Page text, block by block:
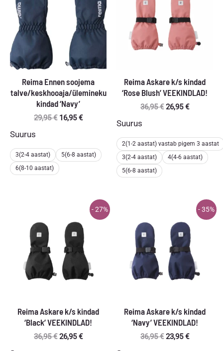
Reima Ennen soojema
talve/keskhooaja/ülemineku
kindad ‘Navy’
29,95€ Algne
16,95€Praegune
Suurus
3(2-4 aastat)
5(6-8 aastat)
6(8-10 aastat)
Reima Askare k/s kindad
‘Rose Blush’ VEEKINDLAD!
36,95€ Algne
26,95€Praegune
Suurus
2(1-2 aastat) vastab pigem 3 aastat
3(2-4 aastat)
4(4-6 aastat)
5(6-8 aastat)
- 27%
Reima Askare k/s kindad
‘Black’ VEEKINDLAD!
36,95€ Algne
26,95€Praegune
- 35%
Reima Askare k/s kindad
‘Navy’ VEEKINDLAD!
36,95€ Algne
23,95€Praegune